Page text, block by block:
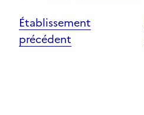
Établissement
précédent